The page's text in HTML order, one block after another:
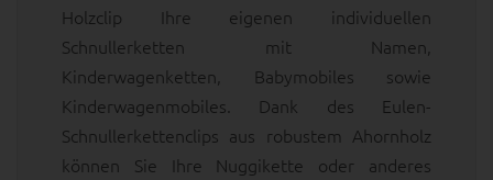
Holzclip Ihre eigenen individuellen
Schnullerketten mit Namen,
Kinderwagenketten, Babymobiles sowie
Kinderwagenmobiles. Dank des Eulen-
Schnullerkettenclips aus robustem Ahornholz
können Sie Ihre Nuggikette oder anderes